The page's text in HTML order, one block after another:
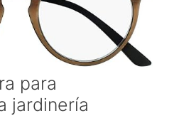
para
jardinería